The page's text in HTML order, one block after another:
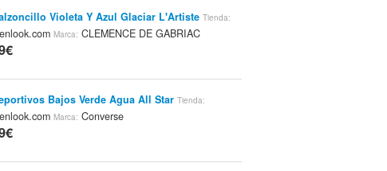
Violeta Y Azul Glaciar L'Artiste Tienda:
Marca: CLEMENCE DE GABRIAC
Bajos Verde Agua All Star Tienda:
Marca: Converse